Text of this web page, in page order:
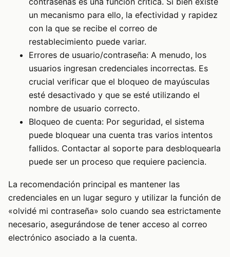
un mecanismo para ello, la efectividad y rapidez
con la que se recibe el correo de
restablecimiento puede variar.
Errores de usuario/contraseña: A menudo, los
usuarios ingresan credenciales incorrectas. Es
crucial verificar que el bloqueo de mayúsculas
esté desactivado y que se esté utilizando el
nombre de usuario correcto.
Bloqueo de cuenta: Por seguridad, el sistema
puede bloquear una cuenta tras varios intentos
fallidos. Contactar al soporte para desbloquearla
puede ser un proceso que requiere paciencia.
La recomendación principal es mantener las
credenciales en un lugar seguro y utilizar la función de
«olvidé mi contraseña» solo cuando sea estrictamente
necesario, asegurándose de tener acceso al correo
electrónico asociado a la cuenta.